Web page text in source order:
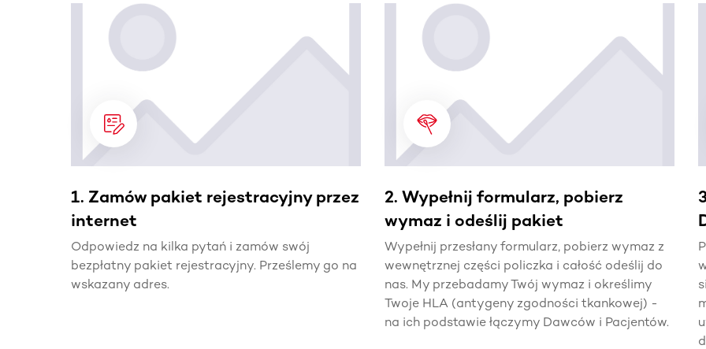
Ta sekcja zawiera treści przewijane w poziomie. Użyj klawisza Tab lub przesuń palcem, aby zobaczyć
1. Zamów pakiet rejestracyjny przez
internet
Odpowiedz na kilka pytań i zamów swój
bezpłatny pakiet rejestracyjny. Prześlemy go na
wskazany adres.
2. Wypełnij formularz, pobierz
wymaz i odeślij pakiet
Wypełnij przesłany formularz, pobierz wymaz z
wewnętrznej części policzka i całość odeślij do
nas. My przebadamy Twój wymaz i określimy
Twoje HLA (antygeny zgodności tkankowej) -
na ich podstawie łączymy Dawców i Pacjentów.